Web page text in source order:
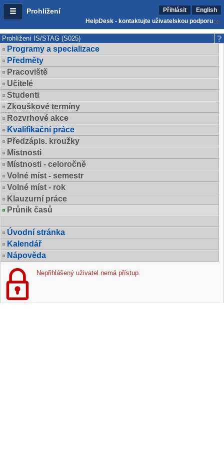
Prohlížení Přihlásit
English
HelpDesk - kontaktujte uživatelskou podporu
Prohlížení IS/STAG (S025)
Programy a specializace
Předměty
Pracoviště
Učitelé
Studenti
Zkouškové termíny
Rozvrhové akce
Kvalifikační práce
Předzápis. kroužky
Místnosti
Místnosti - celoročně
Volné míst - semestr
Volné míst - rok
Klauzurní práce
Průnik časů
Úvodní stránka
Kalendář
Nápověda
Nepřihlášený uživatel nemá přístup.